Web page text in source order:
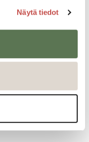
Näytä tiedot